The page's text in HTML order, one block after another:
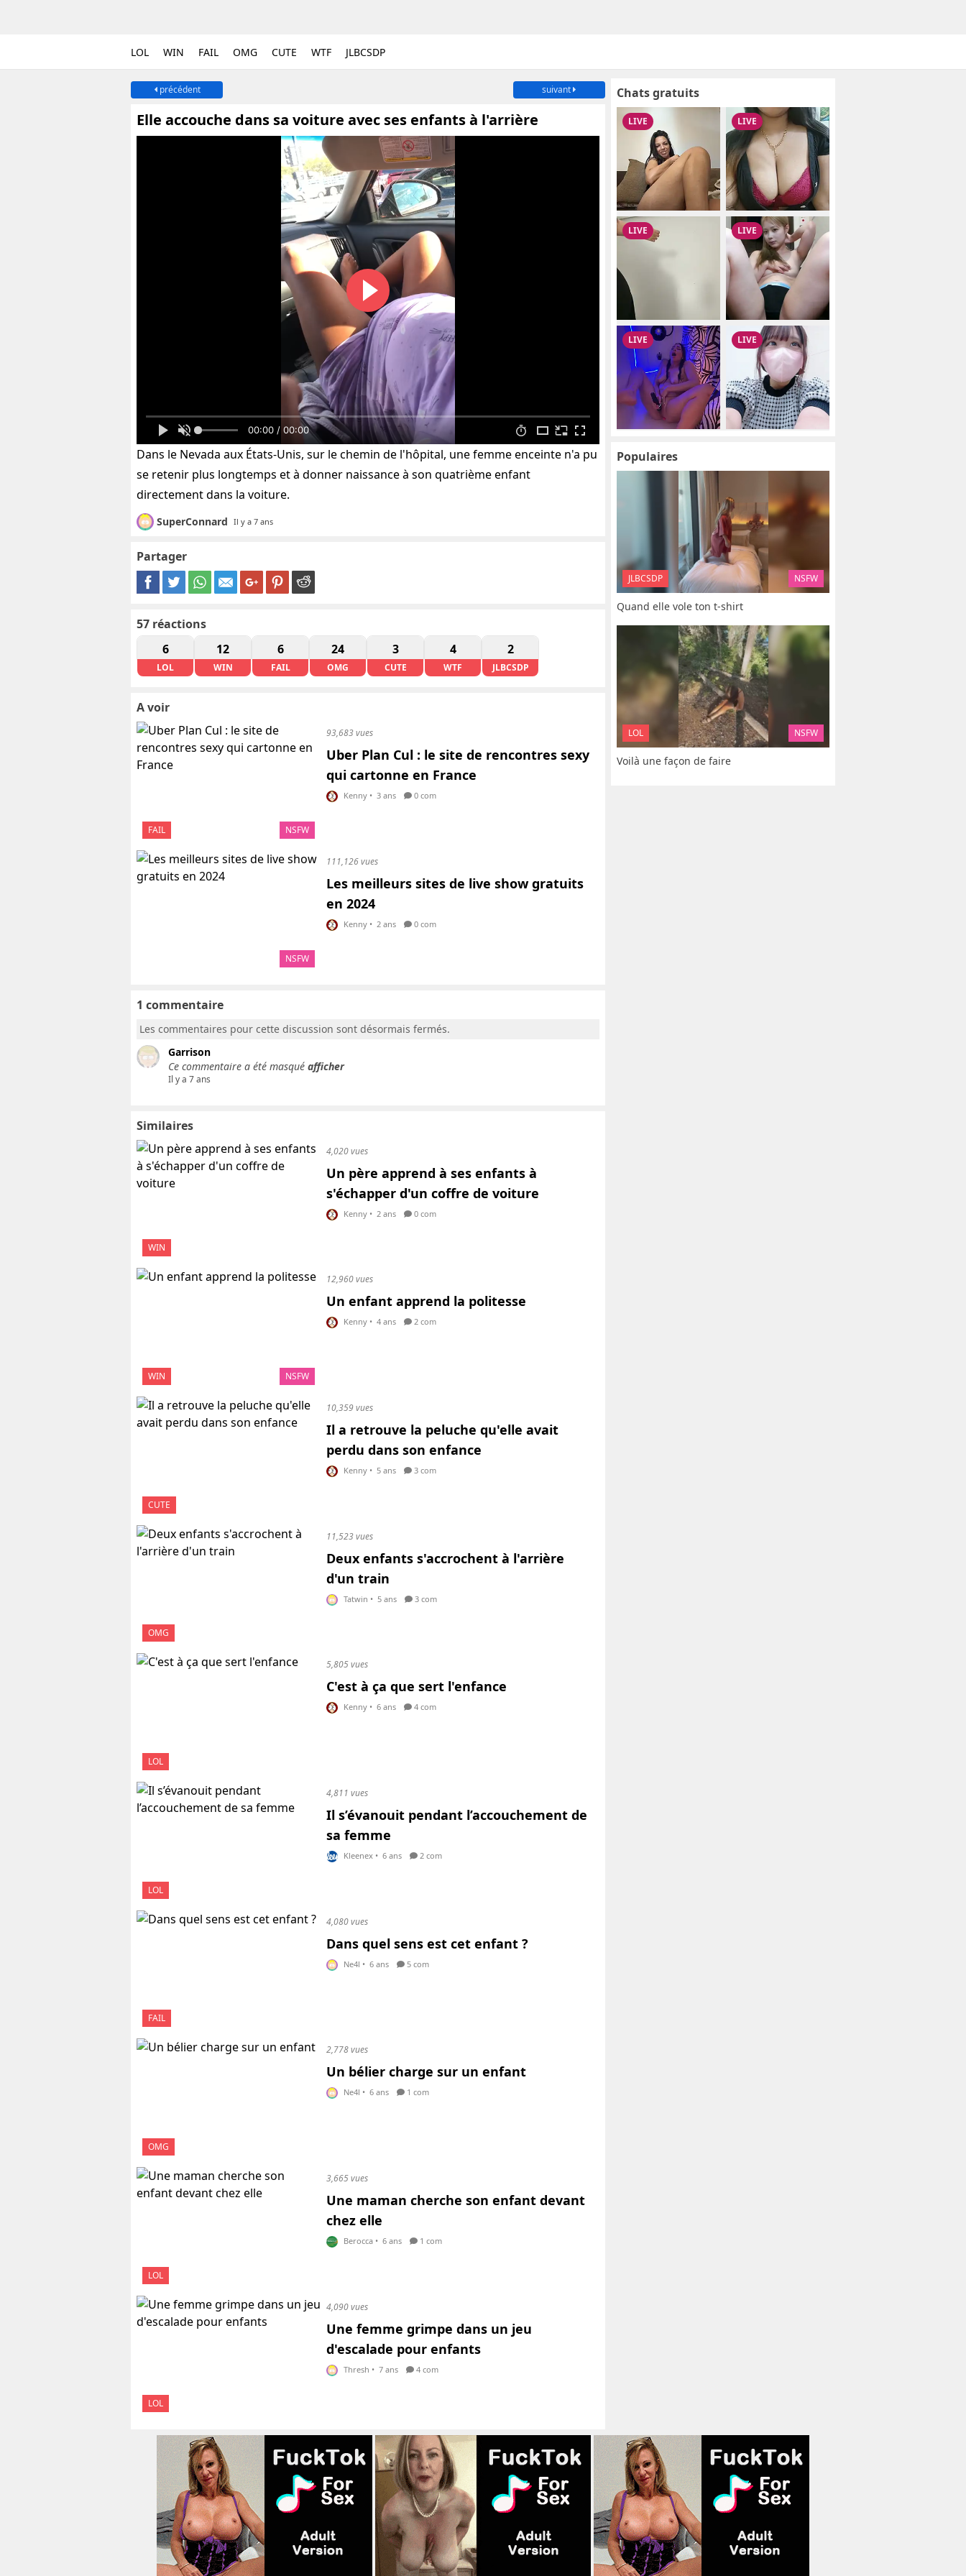
LOL WIN FAIL OMG CUTE WTF JLBCSDP
précédent suivant
Elle accouche dans sa voiture avec ses enfants à l'arrière
00:00 / 00:00
Dans le Nevada aux États-Unis, sur le chemin de l'hôpital, une femme enceinte n'a pu
se retenir plus longtemps et à donner naissance à son quatrième enfant
directement dans la voiture.
SuperConnard Il y a 7 ans
Partager
57 réactions
6
LOL
12
WIN
6
FAIL
24
OMG
3
CUTE
4
WTF
2
JLBCSDP
A voir
FAIL NSFW
93,683 vues
Uber Plan Cul : le site de rencontres sexy
qui cartonne en France
Kenny • 3 ans 0 com
NSFW
111,126 vues
Les meilleurs sites de live show gratuits
en 2024
Kenny • 2 ans 0 com
1 commentaire
Les commentaires pour cette discussion sont désormais fermés.
Garrison
Ce commentaire a été masqué afficher
Il y a 7 ans
Similaires
WIN
4,020 vues
Un père apprend à ses enfants à
s'échapper d'un coffre de voiture
Kenny • 2 ans 0 com
WIN NSFW
12,960 vues
Un enfant apprend la politesse
Kenny • 4 ans 2 com
CUTE
10,359 vues
Il a retrouve la peluche qu'elle avait
perdu dans son enfance
Kenny • 5 ans 3 com
OMG
11,523 vues
Deux enfants s'accrochent à l'arrière
d'un train
Tatwin • 5 ans 3 com
LOL
5,805 vues
C'est à ça que sert l'enfance
Kenny • 6 ans 4 com
LOL
4,811 vues
Il s’évanouit pendant l’accouchement de
sa femme
Kleenex • 6 ans 2 com
FAIL
4,080 vues
Dans quel sens est cet enfant ?
Ne4l • 6 ans 5 com
OMG
2,778 vues
Un bélier charge sur un enfant
Ne4l • 6 ans 1 com
LOL
3,665 vues
Une maman cherche son enfant devant
chez elle
Berocca • 6 ans 1 com
LOL
4,090 vues
Une femme grimpe dans un jeu
d'escalade pour enfants
Thresh • 7 ans 4 com
Chats gratuits
Populaires
JLBCSDP NSFW
Quand elle vole ton t-shirt
LOL NSFW
Voilà une façon de faire